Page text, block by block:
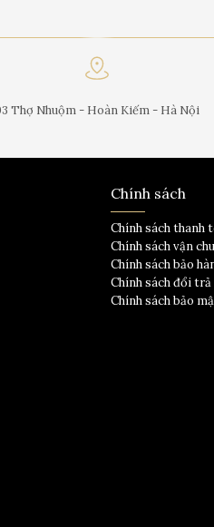
Thợ Nhuộm - Hoàn Kiếm - Hà Nội
Chính sách
Chính sách thanh
Chính sách vận
Chính sách bảo
Chính sách đổi trả
Chính sách bảo